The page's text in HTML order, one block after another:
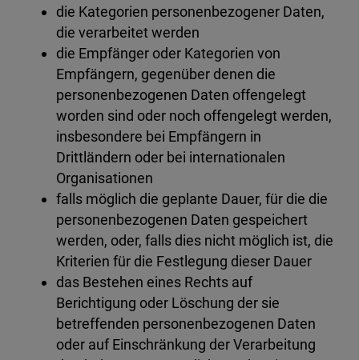
die Kategorien personenbezogener Daten,
die verarbeitet werden
die Empfänger oder Kategorien von
Empfängern, gegenüber denen die
personenbezogenen Daten offengelegt
worden sind oder noch offengelegt werden,
insbesondere bei Empfängern in
Drittländern oder bei internationalen
Organisationen
falls möglich die geplante Dauer, für die die
personenbezogenen Daten gespeichert
werden, oder, falls dies nicht möglich ist, die
Kriterien für die Festlegung dieser Dauer
das Bestehen eines Rechts auf
Berichtigung oder Löschung der sie
betreffenden personenbezogenen Daten
oder auf Einschränkung der Verarbeitung